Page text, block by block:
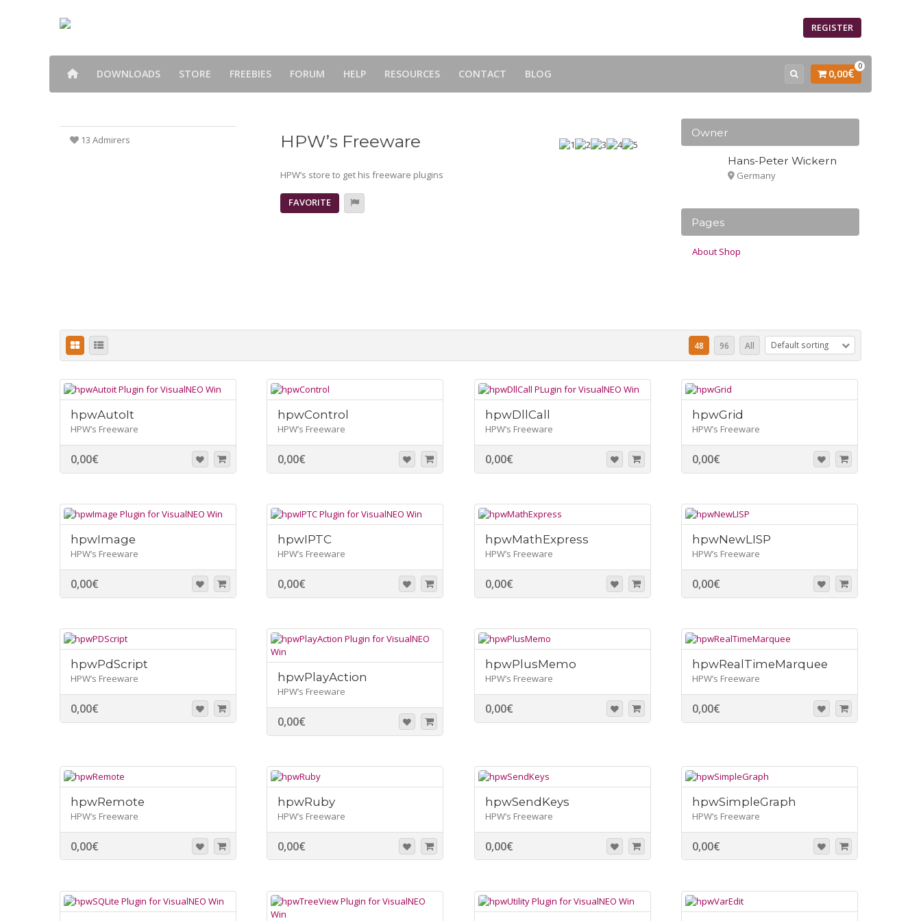
REGISTER
DOWNLOADS STORE FREEBIES FORUM HELP RESOURCES CONTACT BLOG 0,00€ 0
13 Admirers HPW’s Freeware
HPW’s store to get his freeware plugins
FAVORITE
Owner
Hans-Peter Wickern
Germany
Pages
About Shop
48 96 All Default sorting
hpwAutoIt
HPW’s Freeware
0,00€
hpwControl
HPW’s Freeware
0,00€
hpwDllCall
HPW’s Freeware
0,00€
hpwGrid
HPW’s Freeware
0,00€
hpwImage
HPW’s Freeware
0,00€
hpwIPTC
HPW’s Freeware
0,00€
hpwMathExpress
HPW’s Freeware
0,00€
hpwNewLISP
HPW’s Freeware
0,00€
hpwPdScript
HPW’s Freeware
0,00€
hpwPlayAction
HPW’s Freeware
0,00€
hpwPlusMemo
HPW’s Freeware
0,00€
hpwRealTimeMarquee
HPW’s Freeware
0,00€
hpwRemote
HPW’s Freeware
0,00€
hpwRuby
HPW’s Freeware
0,00€
hpwSendKeys
HPW’s Freeware
0,00€
hpwSimpleGraph
HPW’s Freeware
0,00€